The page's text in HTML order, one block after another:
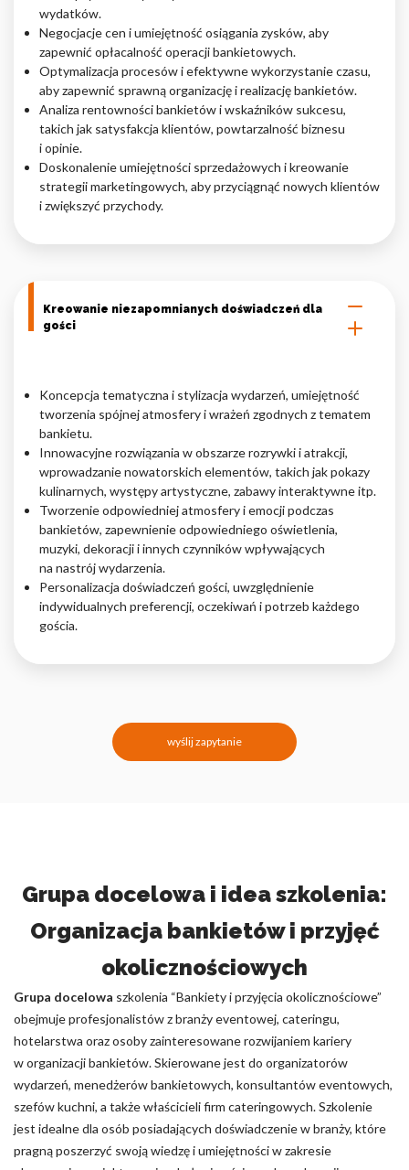
wydatków.
Negocjacje cen i umiejętność osiągania zysków, aby
zapewnić opłacalność operacji bankietowych.
Optymalizacja procesów i efektywne wykorzystanie czasu,
aby zapewnić sprawną organizację i realizację bankietów.
Analiza rentowności bankietów i wskaźników sukcesu,
takich jak satysfakcja klientów, powtarzalność biznesu
i opinie.
Doskonalenie umiejętności sprzedażowych i kreowanie
strategii marketingowych, aby przyciągnąć nowych klientów
i zwiększyć przychody.
Kreowanie niezapomnianych doświadczeń dla
gości
Koncepcja tematyczna i stylizacja wydarzeń, umiejętność
tworzenia spójnej atmosfery i wrażeń zgodnych z tematem
bankietu.
Innowacyjne rozwiązania w obszarze rozrywki i atrakcji,
wprowadzanie nowatorskich elementów, takich jak pokazy
kulinarnych, występy artystyczne, zabawy interaktywne itp.
Tworzenie odpowiedniej atmosfery i emocji podczas
bankietów, zapewnienie odpowiedniego oświetlenia,
muzyki, dekoracji i innych czynników wpływających
na nastrój wydarzenia.
Personalizacja doświadczeń gości, uwzględnienie
indywidualnych preferencji, oczekiwań i potrzeb każdego
gościa.
wyślij zapytanie
Grupa docelowa i idea szkolenia:
Organizacja bankietów i przyjęć
okolicznościowych
Grupa docelowa szkolenia “Bankiety i przyjęcia okolicznościowe”
obejmuje profesjonalistów z branży eventowej, cateringu,
hotelarstwa oraz osoby zainteresowane rozwijaniem kariery
w organizacji bankietów. Skierowane jest do organizatorów
wydarzeń, menedżerów bankietowych, konsultantów eventowych,
szefów kuchni, a także właścicieli firm cateringowych. Szkolenie
jest idealne dla osób posiadających doświadczenie w branży, które
pragną poszerzyć swoją wiedzę i umiejętności w zakresie